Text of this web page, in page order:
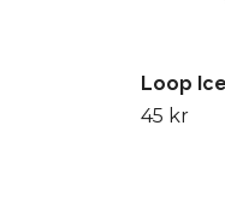
Loop
45 kr